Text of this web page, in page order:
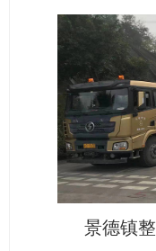
景德镇